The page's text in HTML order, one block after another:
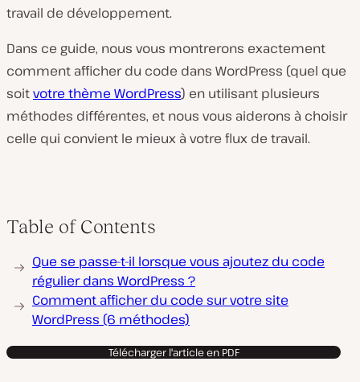
travail de développement.
Dans ce guide, nous vous montrerons exactement
comment afficher du code dans WordPress (quel que
soitvotre thème WordPress) en utilisant plusieurs
méthodes différentes, et nous vous aiderons à choisir
celle qui convient le mieux à votre flux de travail.
Table of Contents
Que se passe-t-il lorsque vous ajoutez du code
régulier dans WordPress ?
Comment afficher du code sur votre site
WordPress (6 méthodes)
Télécharger l'article en PDF